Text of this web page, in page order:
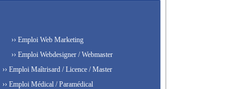
›› Emploi Web Marketing
›› Emploi Webdesigner / Webmaster
›› Emploi Maîtrisard / Licence / Master
›› Emploi Médical / Paramédical